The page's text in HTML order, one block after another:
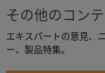
その他のコン
エキスパートの意見、
ー、製品特集。